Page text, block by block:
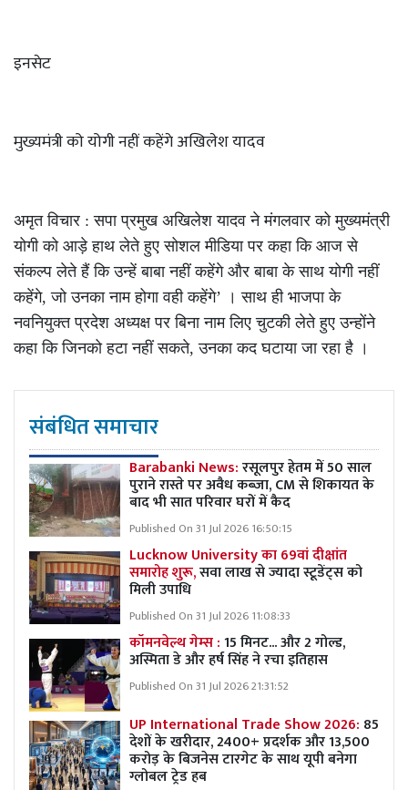
इनसेट
मुख्यमंत्री को योगी नहीं कहेंगे अखिलेश यादव
अमृत विचार : सपा प्रमुख अखिलेश यादव ने मंगलवार को मुख्यमंत्री
योगी को आड़े हाथ लेते हुए सोशल मीडिया पर कहा कि आज से
संकल्प लेते हैं कि उन्हें बाबा नहीं कहेंगे और बाबा के साथ योगी नहीं
कहेंगे, जो उनका नाम होगा वही कहेंगे’ । साथ ही भाजपा के
नवनियुक्त प्रदेश अध्यक्ष पर बिना नाम लिए चुटकी लेते हुए उन्होंने
कहा कि जिनको हटा नहीं सकते, उनका कद घटाया जा रहा है ।
संबंधित समाचार
Barabanki News:रसूलपुर हेतम में 50 साल
पुराने रास्ते पर अवैध कब्ज़ा, CM से शिकायत के
बाद भी सात परिवार घरों में कैद
Published On 31 Jul 2026 16:50:15
Lucknow University का 69वां दीक्षांत
समारोह शुरू,सवा लाख से ज्यादा स्टूडेंट्स को
मिली उपाधि
Published On 31 Jul 2026 11:08:33
कॉमनवेल्थ गेम्स :15 मिनट... और 2 गोल्ड,
अस्मिता डे और हर्ष सिंह ने रचा इतिहास
Published On 31 Jul 2026 21:31:52
UP International Trade Show 2026: 85
देशों के खरीदार, 2400+ प्रदर्शक और 13,500
करोड़ के बिजनेस टारगेट के साथ यूपी बनेगा
ग्लोबल ट्रेड हब